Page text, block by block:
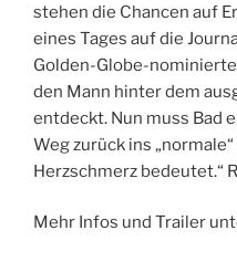
stehen die Chancen auf
eines Tages auf die
Golden-Globe-
den Mann hinter dem
entdeckt. Nun muss Bad
Weg zurück ins
Herzschmerz bedeutet.“
Mehr Infos und Trailer